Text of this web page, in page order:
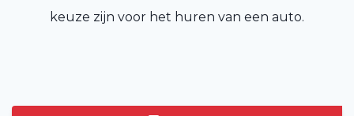
keuze zijn voor het huren van een auto.